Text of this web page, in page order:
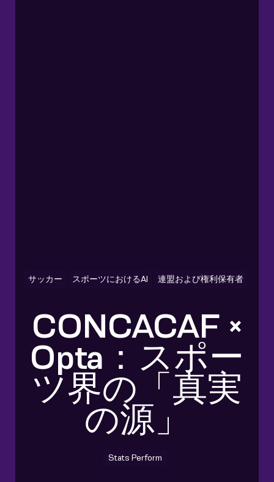
サッカー スポーツにおけるAI 連盟および権利保有者
CONCACAF ×
Opta：スポー
ツ界の「真実
の源」
Stats Perform